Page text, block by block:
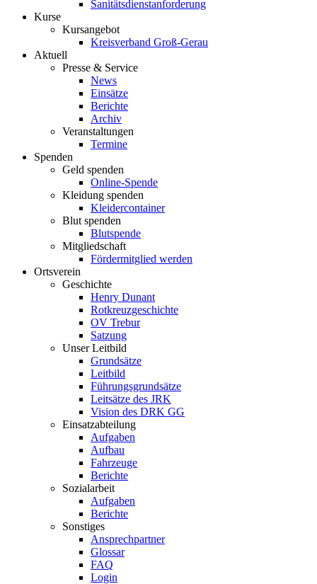
Sanitätsdienstanforderung
Kurse
Kursangebot
Kreisverband Groß-Gerau
Aktuell
Presse & Service
News
Einsätze
Berichte
Archiv
Veranstaltungen
Termine
Spenden
Geld spenden
Online-Spende
Kleidung spenden
Kleidercontainer
Blut spenden
Blutspende
Mitgliedschaft
Fördermitglied werden
Ortsverein
Geschichte
Henry Dunant
Rotkreuzgeschichte
OV Trebur
Satzung
Unser Leitbild
Grundsätze
Leitbild
Führungsgrundsätze
Leitsätze des JRK
Vision des DRK GG
Einsatzabteilung
Aufgaben
Aufbau
Fahrzeuge
Berichte
Sozialarbeit
Aufgaben
Berichte
Sonstiges
Ansprechpartner
Glossar
FAQ
Login